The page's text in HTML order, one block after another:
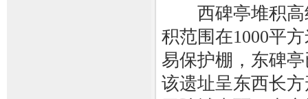
西碑亭堆积高
积范围在1000平
易保护棚，东碑
该遗址呈东西长